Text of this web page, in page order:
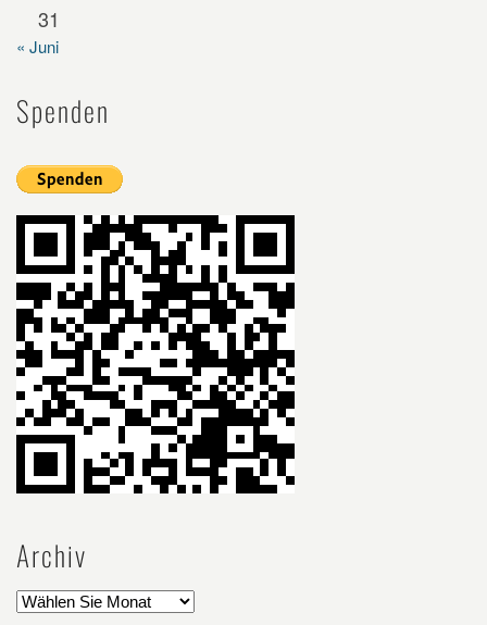
31
« Juni
Spenden
Archiv